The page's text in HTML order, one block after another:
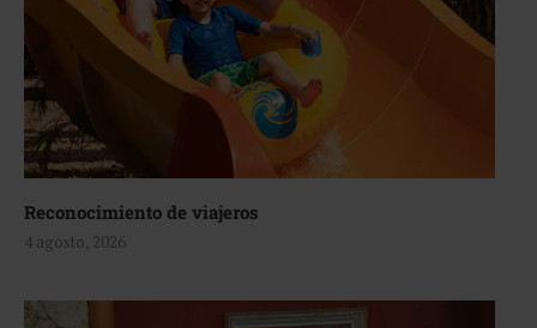
Reconocimiento de viajeros
4 agosto, 2026